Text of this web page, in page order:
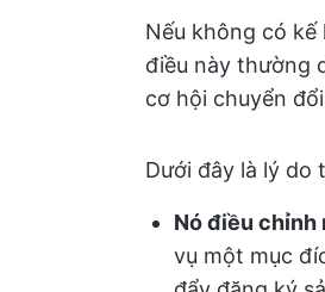
Nếu không có
điều này thường
cơ hội chuyển
Dưới đây là lý do
Nó điều chỉnh
vụ một mục